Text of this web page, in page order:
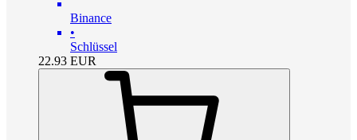
Binance
•
Schlüssel
22.93 EUR